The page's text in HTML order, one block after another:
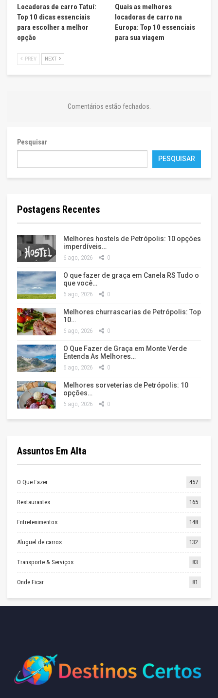
Locadoras de carro Tatuí:
Top 10 dicas essenciais
para escolher a melhor
opção
Quais as melhores
locadoras de carro na
Europa: Top 10 essenciais
para sua viagem
PREV NEXT
Comentários estão fechados.
Pesquisar
PESQUISAR
Postagens Recentes
Melhores hostels de Petrópolis: 10 opções
imperdíveis…
6 ago, 2026 0
O que fazer de graça em Canela RS Tudo o
que você…
6 ago, 2026 0
Melhores churrascarias de Petrópolis: Top
10…
6 ago, 2026 0
O Que Fazer de Graça em Monte Verde
Entenda As Melhores…
6 ago, 2026 0
Melhores sorveterias de Petrópolis: 10
opções…
6 ago, 2026 0
Assuntos Em Alta
O Que Fazer 457
Restaurantes 165
Entretenimentos 148
Aluguel de carros 132
Transporte & Serviços 83
Onde Ficar 81